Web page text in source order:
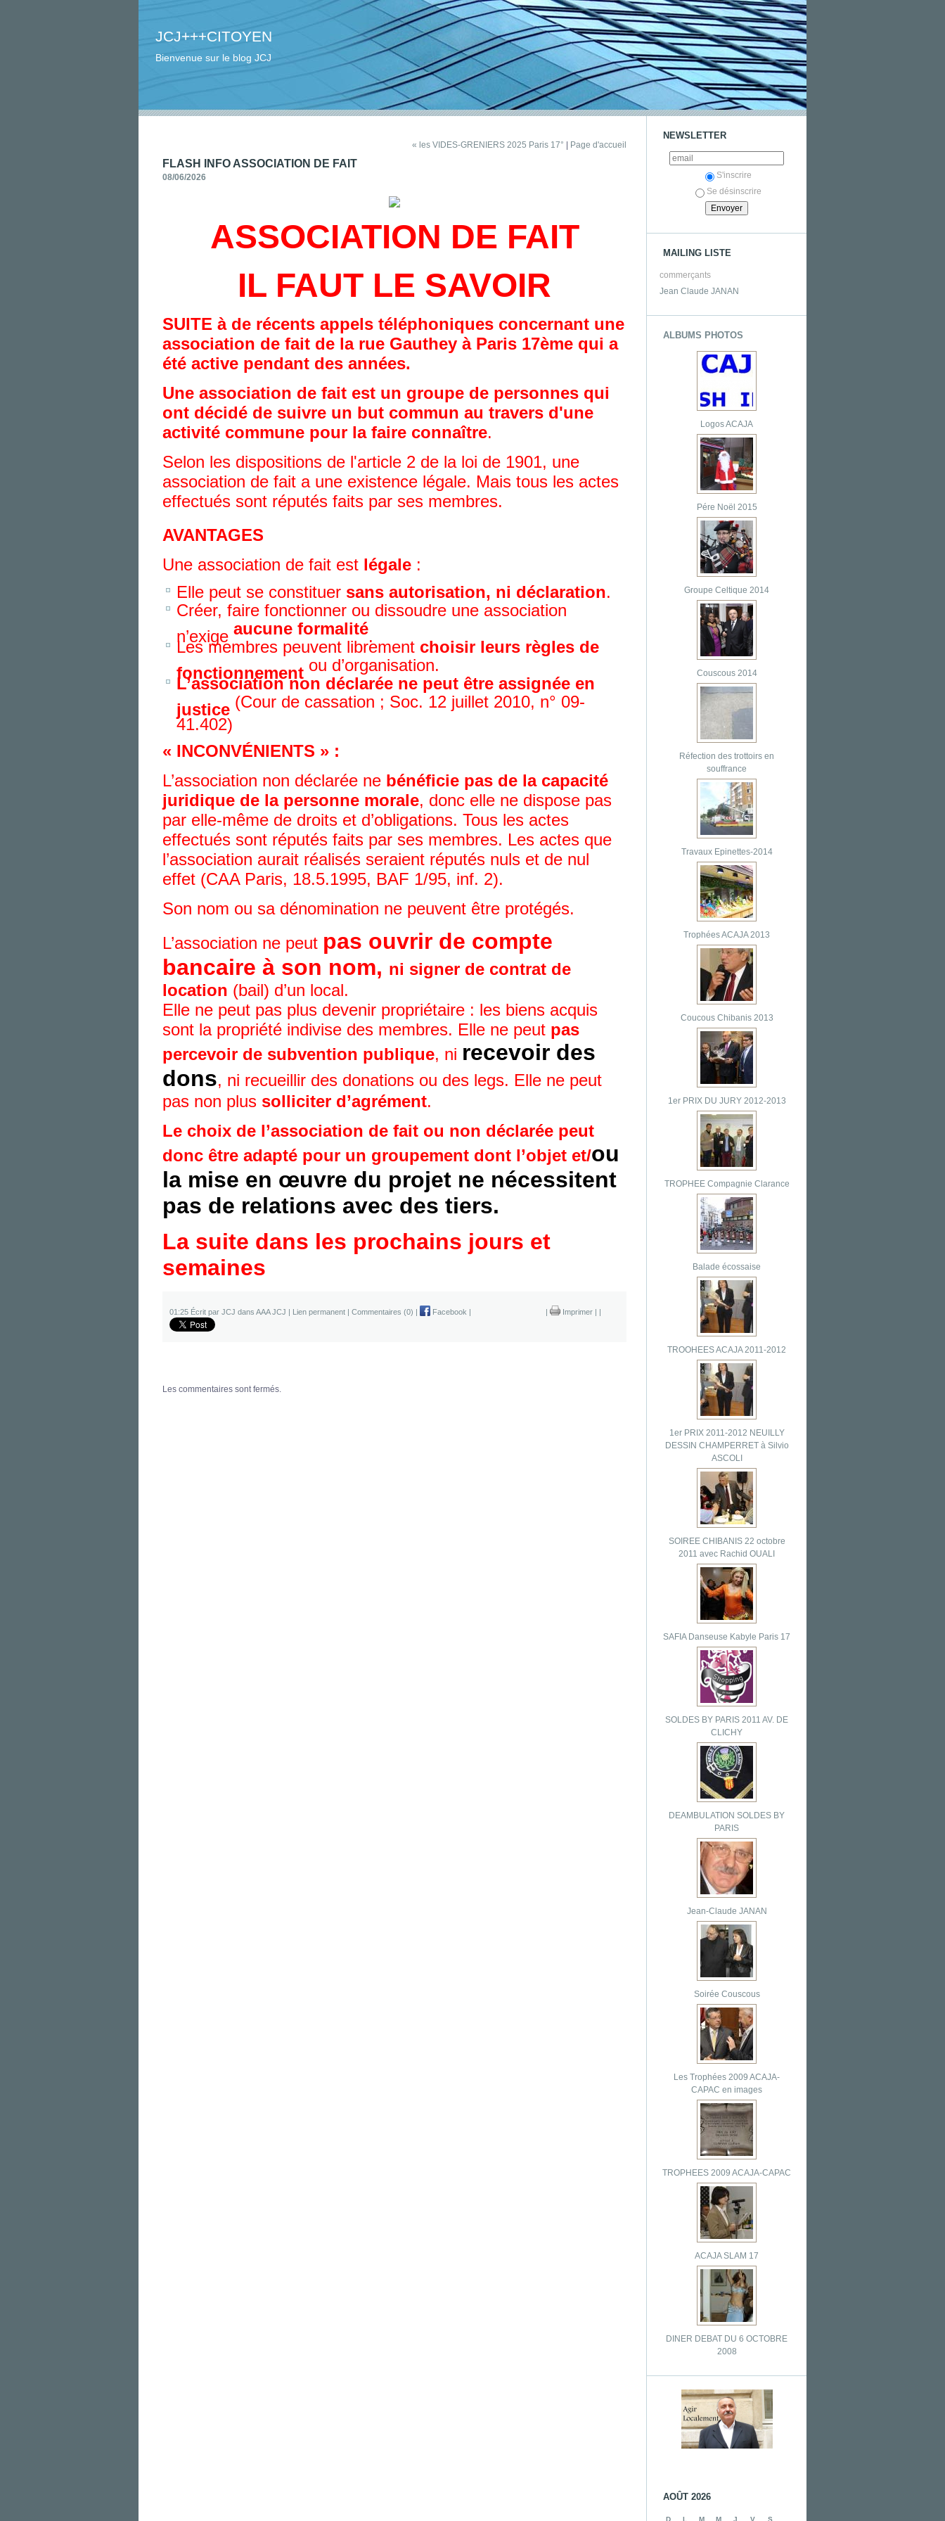
JCJ+++CITOYEN
Bienvenue sur le blog JCJ
NEWSLETTER
S'inscrire
Se désinscrire
MAILING LISTE
commerçants
Jean Claude JANAN
ALBUMS PHOTOS
Logos ACAJA
Pére Noël 2015
Groupe Celtique 2014
Couscous 2014
Réfection des trottoirs en
souffrance
Travaux Epinettes-2014
Trophées ACAJA 2013
Coucous Chibanis 2013
1er PRIX DU JURY 2012-2013
TROPHEE Compagnie Clarance
Balade écossaise
TROOHEES ACAJA 2011-2012
1er PRIX 2011-2012 NEUILLY
DESSIN CHAMPERRET à Silvio
ASCOLI
SOIREE CHIBANIS 22 octobre
2011 avec Rachid OUALI
SAFIA Danseuse Kabyle Paris 17
SOLDES BY PARIS 2011 AV. DE
CLICHY
DEAMBULATION SOLDES BY
PARIS
Jean-Claude JANAN
Soirée Couscous
Les Trophées 2009 ACAJA-
CAPAC en images
TROPHEES 2009 ACAJA-CAPAC
ACAJA SLAM 17
DINER DEBAT DU 6 OCTOBRE
2008
AOÛT 2026
D L M M J V S
« les VIDES-GRENIERS 2025 Paris 17° Page d'accueil
08/06/2026
FLASH INFO ASSOCIATION DE FAIT
ASSOCIATION DE FAIT
IL FAUT LE SAVOIR
SUITE à de récents appels téléphoniques concernant une
association de fait de la rue Gauthey à Paris 17ème qui a
été active pendant des années.
Une association de fait est un groupe de personnes qui
ont décidé de suivre un but commun au travers d'une
activité commune pour la faire connaître.
Selon les dispositions de l'article 2 de la loi de 1901, une
association de fait a une existence légale. Mais tous les actes
effectués sont réputés faits par ses membres.
AVANTAGES
Une association de fait est légale :
Elle peut se constituer sans autorisation, ni déclaration.
Créer, faire fonctionner ou dissoudre une association
n’exige aucune formalité
Les membres peuvent librement choisir leurs règles de
fonctionnement ou d’organisation.
L’association non déclarée ne peut être assignée en
justice (Cour de cassation ; Soc. 12 juillet 2010, n° 09-
41.402)
« INCONVÉNIENTS » :
L’association non déclarée ne bénéficie pas de la capacité
juridique de la personne morale, donc elle ne dispose pas
par elle-même de droits et d’obligations. Tous les actes
effectués sont réputés faits par ses membres. Les actes que
l’association aurait réalisés seraient réputés nuls et de nul
effet (CAA Paris, 18.5.1995, BAF 1/95, inf. 2).
Son nom ou sa dénomination ne peuvent être protégés.
L’association ne peut pas ouvrir de compte
bancaire à son nom, ni signer de contrat de
location (bail) d’un local.
Elle ne peut pas plus devenir propriétaire : les biens acquis
sont la propriété indivise des membres. Elle ne peut pas
percevoir de subvention publique, ni recevoir des
dons, ni recueillir des donations ou des legs. Elle ne peut
pas non plus solliciter d’agrément.
Le choix de l’association de fait ou non déclarée peut
donc être adapté pour un groupement dont l’objet et/ou
la mise en œuvre du projet ne nécessitent
pas de relations avec des tiers.
La suite dans les prochains jours et
semaines
01:25 Écrit par JCJ dans AAA JCJ | Lien permanent | Commentaires (0) | Facebook | | Imprimer | |
Les commentaires sont fermés.